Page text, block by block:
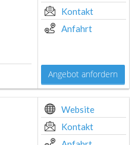
Kontakt
Anfahrt
Angebot anfordern
Website
Kontakt